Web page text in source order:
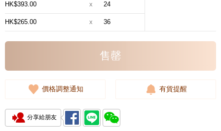
HK$393.00 x 24
HK$265.00 x 36
售罄
價格調整通知 有貨提醒
分享給朋友